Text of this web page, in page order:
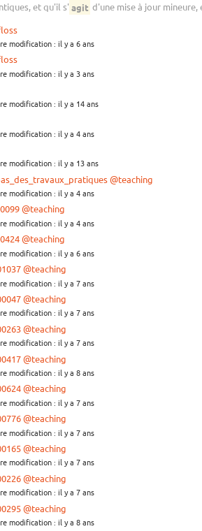
et qu'il s' agit d'une mise à jour
modification : il y a 6 ans
modification : il y a 3 ans
modification : il y a 14 ans
modification : il y a 4 ans
modification : il y a 13 ans
@teaching
modification : il y a 4 ans
@teaching
modification : il y a 4 ans
@teaching
modification : il y a 6 ans
@teaching
modification : il y a 7 ans
@teaching
modification : il y a 7 ans
@teaching
modification : il y a 7 ans
@teaching
modification : il y a 8 ans
@teaching
modification : il y a 7 ans
@teaching
modification : il y a 7 ans
@teaching
modification : il y a 7 ans
@teaching
modification : il y a 7 ans
@teaching
modification : il y a 8 ans